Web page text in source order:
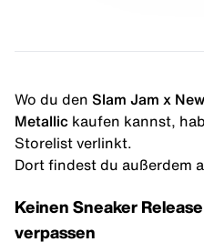
Wo du den Slam Jam x
Metallic kaufen kannst,
Storelist verlinkt.
Dort findest du außerdem
Keinen Sneaker
verpassen